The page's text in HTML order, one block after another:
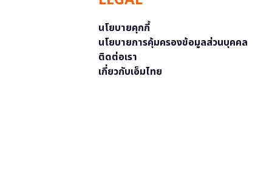
นโยบายคุกกี้
นโยบายการคุ้มครองข้อมูลส่วนบุคคล
ติดต่อเรา
เกี่ยวกับเอ็มไทย